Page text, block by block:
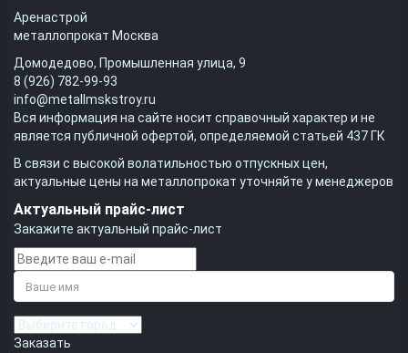
Аренастрой
металлопрокат Москва
Домодедово, Промышленная улица, 9
8 (926) 782-99-93
info@metallmskstroy.ru
Вся информация на сайте носит справочный характер и не
является публичной офертой, определяемой статьей 437 ГК
В связи с высокой волатильностью отпускных цен,
актуальные цены на металлопрокат уточняйте у менеджеров
Актуальный прайс-лист
Закажите актуальный прайс-лист
Заказать